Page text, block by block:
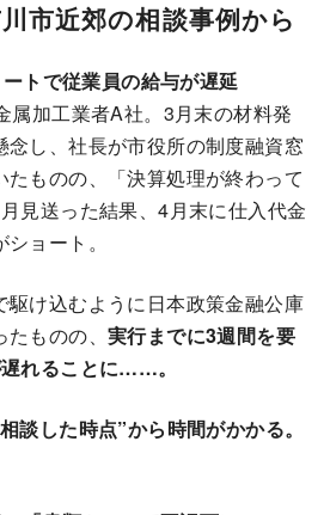
市近郊の相談事例から
トで従業員の給与が遅延
属加工業者A社。3月末の材料発
し、社長が市役所の制度融資窓
たものの、「決算処理が終わって
見送った結果、4月末に仕入代金
ョート。
駆け込むように日本政策金融公庫
ものの、 実行までに3週間を要
れることに……。
談した時点”から時間がかかる。